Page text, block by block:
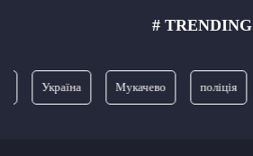
# TRENDING
Україна Мукачево поліція